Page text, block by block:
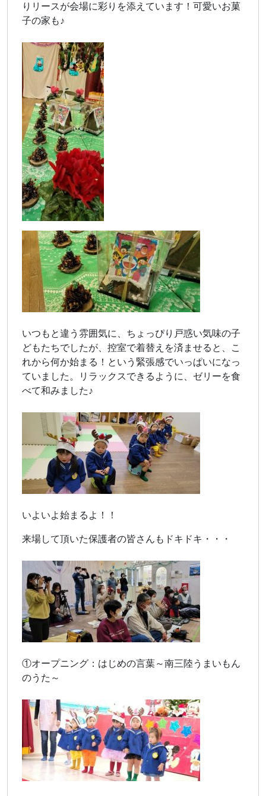
りリースが会場に彩りを添えています！可愛いお菓
子の家も♪
いつもと違う雰囲気に、ちょっぴり戸惑い気味の子
どもたちでしたが、控室で着替えを済ませると、こ
れから何か始まる！という緊張感でいっぱいになっ
ていました。リラックスできるように、ゼリーを食
べて和みました♪
いよいよ始まるよ！！
来場して頂いた保護者の皆さんもドキドキ・・・
①オープニング：はじめの言葉～南三陸うまいもん
のうた～